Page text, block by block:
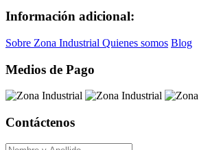
Información adicional:
Sobre Zona Industrial Quienes somos Blog
Medios de Pago
Contáctenos